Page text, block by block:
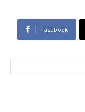
Facebook